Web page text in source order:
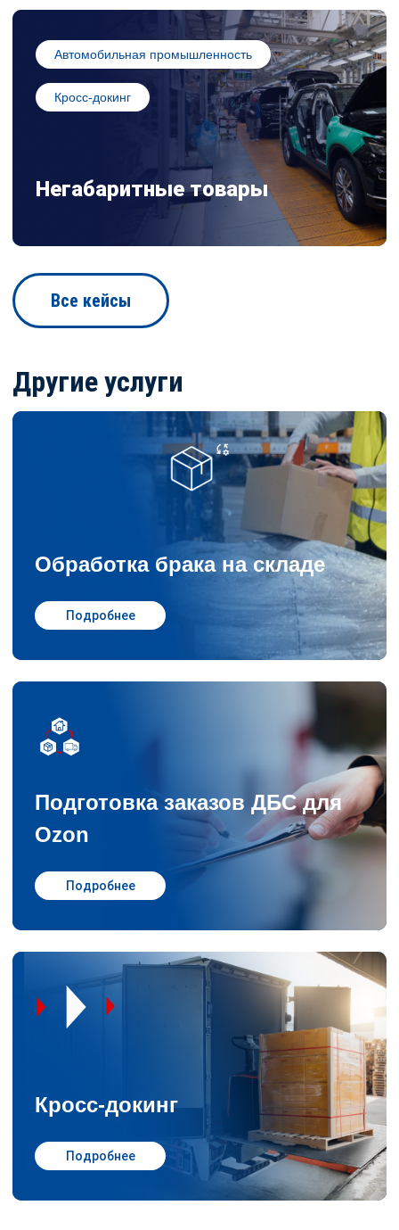
Автомобильная промышленность
Кросс-докинг
Негабаритные товары
Все кейсы
Другие услуги
Обработка брака на складе
Подробнее
Подготовка заказов ДБС для
Ozon
Подробнее
Кросс-докинг
Подробнее